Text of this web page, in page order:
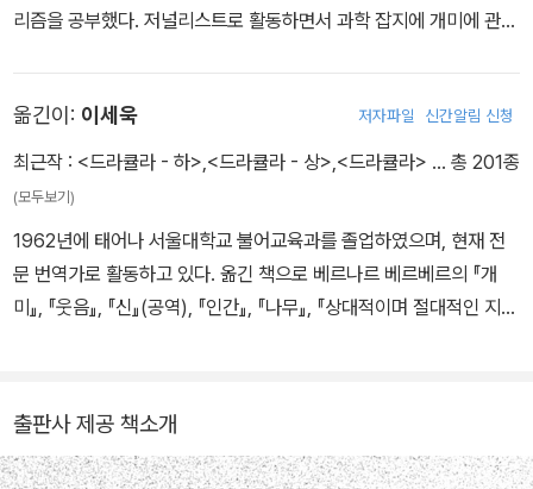
리즘을 공부했다. 저널리스트로 활동하면서 과학 잡지에 개미에 관한
소재로 한 『타나토노트』, 세계를 빚어내는 신들의 이야기 『신』, 제2
의 지구를 찾아 떠난 인류의 모험 『파피용』, 꿀벌이 사라진 지구를 구
하는 『꿀벌의 예언』, 세 혼종 인류와 그들을 창조한 알리스 카메러가
작품은 35개 언어로 번역되어, 전 세계 3천만 부 이상 판매되었다.
옮긴이: 이세욱 저자파일 신간알림 신청
최근작 : <드라큘라 - 하> <드라큘라 - 상> <드라큘라> … 총 201종
(모두보기)
1962년에 태어나 서울대학교 불어교육과를 졸업하였으며, 현재 전
문 번역가로 활동하고 있다. 옮긴 책으로 베르나르 베르베르의 『개
미』, 『웃음』, 『신』(공역), 『인간』, 『나무』, 『상대적이며 절대적인 지식
들에게 보내는 편지』(카를로 마리아 마르티니 공저), 장클로드 카리
에르의 『바야돌리드 논쟁』, 미셸 우엘벡의 『소립자』, 미셸 투르니에
출판사 제공 책소개